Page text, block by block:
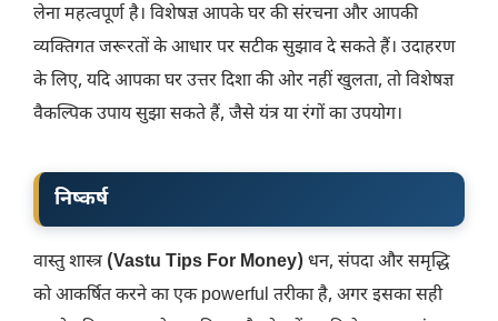
लेना महत्वपूर्ण है। विशेषज्ञ आपके घर की संरचना और आपकी
व्यक्तिगत जरूरतों के आधार पर सटीक सुझाव दे सकते हैं। उदाहरण
के लिए, यदि आपका घर उत्तर दिशा की ओर नहीं खुलता, तो विशेषज्ञ
वैकल्पिक उपाय सुझा सकते हैं, जैसे यंत्र या रंगों का उपयोग।
निष्कर्ष
वास्तु शास्त्र (Vastu Tips For Money) धन, संपदा और समृद्धि
को आकर्षित करने का एक powerful तरीका है, अगर इसका सही